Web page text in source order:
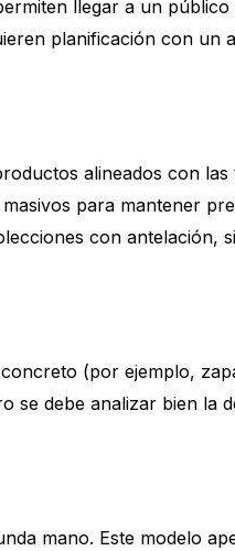
llegar a un público
planificación con un
alineados con las
para mantener
con antelación,
(por ejemplo,
se debe analizar bien la
mano. Este modelo